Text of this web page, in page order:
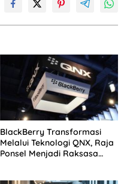
BlackBerry Transformasi
Melalui Teknologi QNX, Raja
Ponsel Menjadi Raksasa